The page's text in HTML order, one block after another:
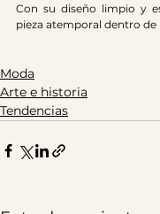
Con su diseño limpio y
pieza atemporal dentro de
Moda
Arte e historia
Tendencias